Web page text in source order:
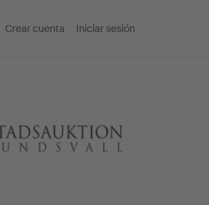
Crear cuenta Iniciar sesión